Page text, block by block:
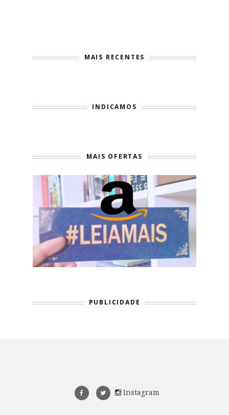
MAIS RECENTES
INDICAMOS
MAIS OFERTAS
PUBLICIDADE
Instagram